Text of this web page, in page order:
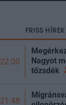
FRISS HÍREK
22:00
Nagyot
tőzsdék
21:48